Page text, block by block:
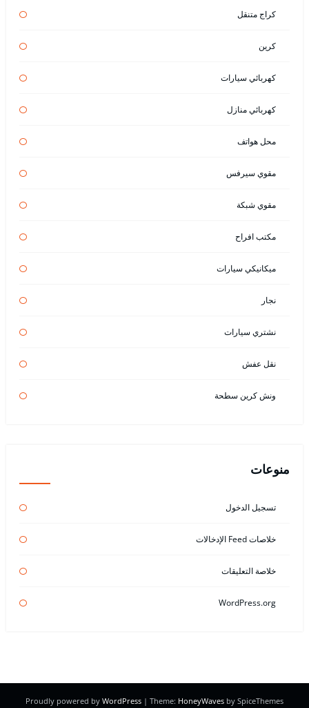
كراج متنقل
كرين
كهربائي سيارات
كهربائي منازل
محل هواتف
مقوي سيرفس
مقوي شبكة
مكتب افراح
ميكانيكي سيارات
نجار
نشتري سيارات
نقل عفش
ونش كرين سطحة
منوعات
تسجيل الدخول
خلاصات Feed الإدخالات
خلاصة التعليقات
WordPress.org
Proudly powered by WordPress | Theme: HoneyWaves by SpiceThemes